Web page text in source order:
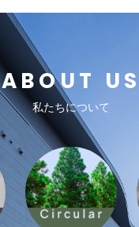
ABOUT US
私たちについて